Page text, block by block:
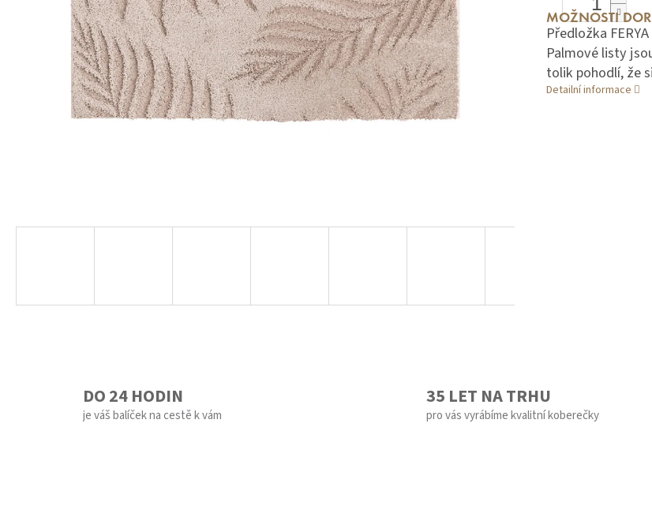
MOŽNOSTI
Předložka
Palmové listy
tolik pohodlí, že
Detailní informace
DO 24 HODIN
je váš balíček na cestě k vám
35 LET NA TRHU
pro vás vyrábíme kvalitní koberečky